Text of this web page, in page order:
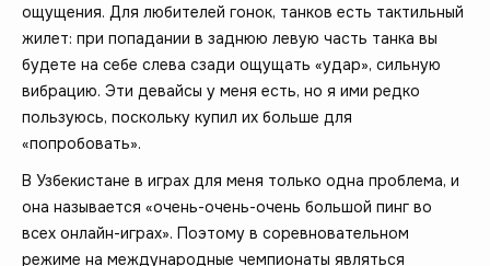
ощущения. Для любителей гонок, танков есть тактильный
жилет: при попадании в заднюю левую часть танка вы
будете на себе слева сзади ощущать «удар», сильную
вибрацию. Эти девайсы у меня есть, но я ими редко
пользуюсь, поскольку купил их больше для
«попробовать».
В Узбекистане в играх для меня только одна проблема, и
она называется «очень-очень-очень большой пинг во
всех онлайн-играх». Поэтому в соревновательном
режиме на международные чемпионаты являться